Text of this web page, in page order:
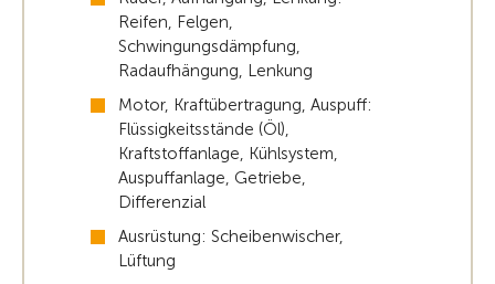
Reifen, Felgen,
Schwingungsdämpfung,
Radaufhängung, Lenkung
Motor, Kraftübertragung, Auspuff:
Flüssigkeitsstände (Öl),
Kraftstoffanlage, Kühlsystem,
Auspuffanlage, Getriebe,
Differenzial
Ausrüstung: Scheibenwischer,
Lüftung